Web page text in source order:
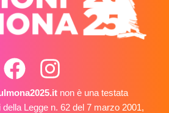
non è una testata
Legge n. 62 del 7 marzo 2001,